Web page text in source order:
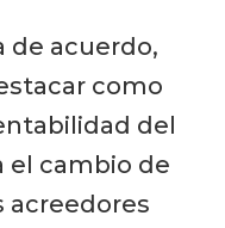
de acuerdo,
como
del
el cambio de
acreedores